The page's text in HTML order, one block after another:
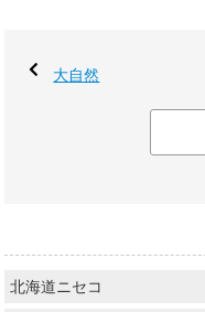
大自然
北海道ニセコ